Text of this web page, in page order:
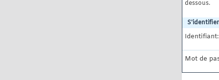
dessous.
S'identifier
Identifiant:
Mot de